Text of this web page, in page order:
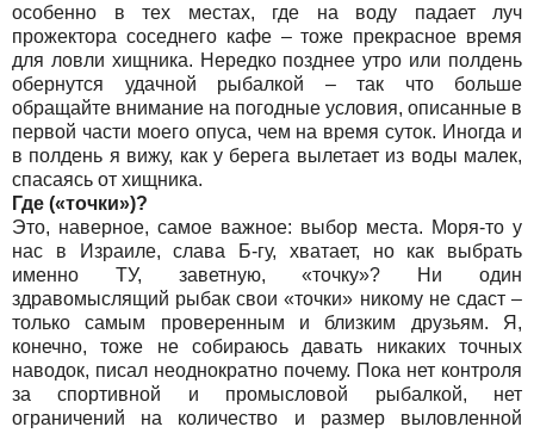
особенно в тех местах, где на воду падает луч
прожектора соседнего кафе – тоже прекрасное время
для ловли хищника. Нередко позднее утро или полдень
обернутся удачной рыбалкой – так что больше
обращайте внимание на погодные условия, описанные в
первой части моего опуса, чем на время суток. Иногда и
в полдень я вижу, как у берега вылетает из воды малек,
спасаясь от хищника.
Где («точки»)?
Это, наверное, самое важное: выбор места. Моря-то у
нас в Израиле, слава Б-гу, хватает, но как выбрать
именно ТУ, заветную, «точку»? Ни один
здравомыслящий рыбак свои «точки» никому не сдаст –
только самым проверенным и близким друзьям. Я,
конечно, тоже не собираюсь давать никаких точных
наводок, писал неоднократно почему. Пока нет контроля
за спортивной и промысловой рыбалкой, нет
ограничений на количество и размер выловленной